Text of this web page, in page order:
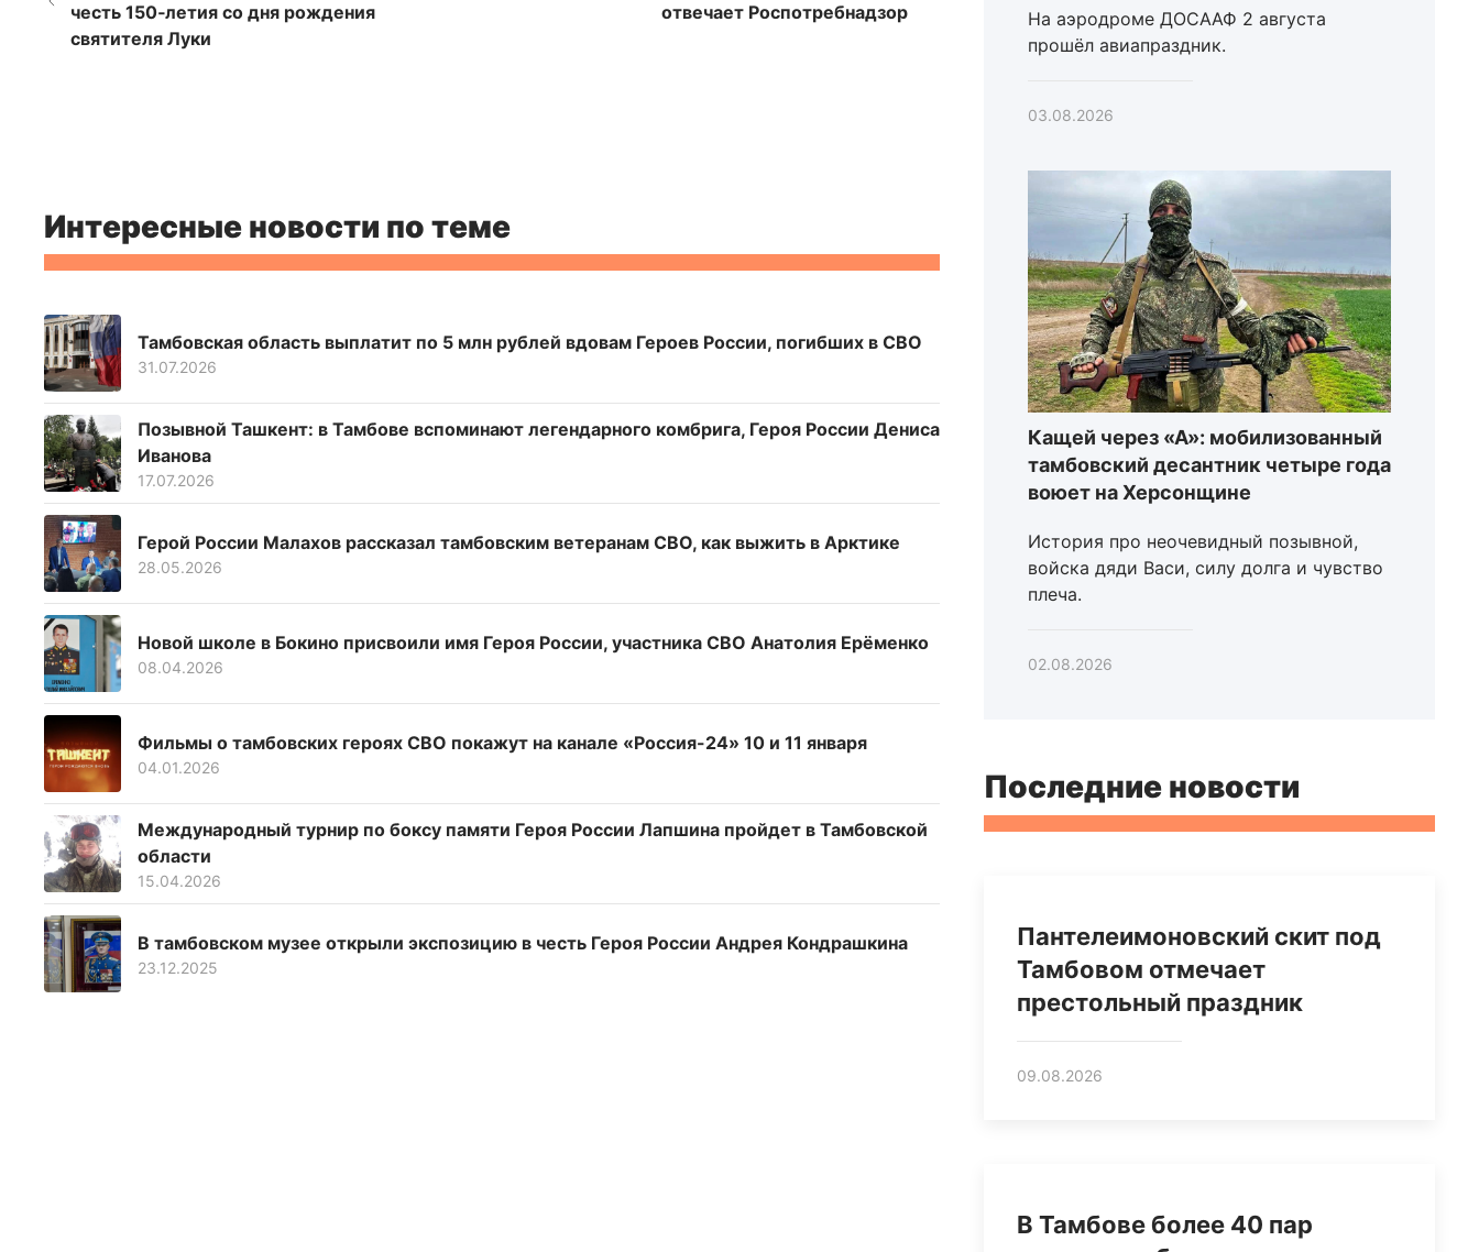
честь 150‑летия со дня рождения
святителя Луки
отвечает Роспотребнадзор
Интересные новости по теме
Тамбовская область выплатит по 5 млн рублей вдовам Героев России, погибших в СВО
31.07.2026
Позывной Ташкент: в Тамбове вспоминают легендарного комбрига, Героя России Дениса
Иванова
17.07.2026
Герой России Малахов рассказал тамбовским ветеранам СВО, как выжить в Арктике
28.05.2026
Новой школе в Бокино присвоили имя Героя России, участника СВО Анатолия Ерёменко
08.04.2026
Фильмы о тамбовских героях СВО покажут на канале «Россия-24» 10 и 11 января
04.01.2026
Международный турнир по боксу памяти Героя России Лапшина пройдет в Тамбовской
области
15.04.2026
В тамбовском музее открыли экспозицию в честь Героя России Андрея Кондрашкина
23.12.2025
На аэродроме ДОСААФ 2 августа
прошёл авиапраздник.
03.08.2026
Кащей через «А»: мобилизованный
тамбовский десантник четыре года
воюет на Херсонщине
История про неочевидный позывной,
войска дяди Васи, силу долга и чувство
плеча.
02.08.2026
Последние новости
Пантелеимоновский скит под
Тамбовом отмечает
престольный праздник
09.08.2026
В Тамбове более 40 пар